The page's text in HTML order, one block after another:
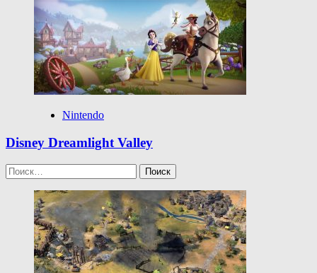
Nintendo
Disney Dreamlight Valley
Найти: